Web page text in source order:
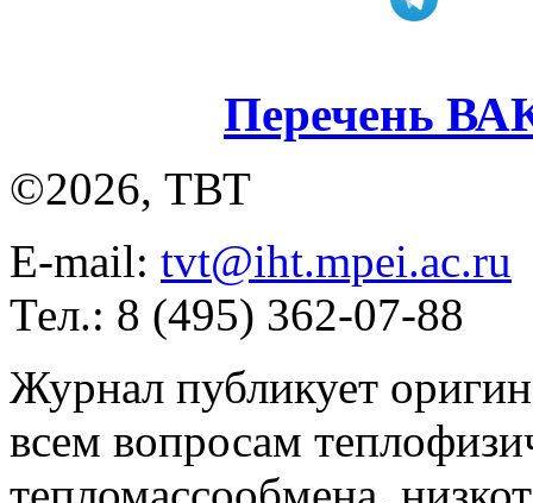
Перечень
©2026, ТВТ
E-mail: tvt@iht.mpei.ac.ru
Тел.: 8 (495) 362-07-88
Журнал публикует
всем вопросам